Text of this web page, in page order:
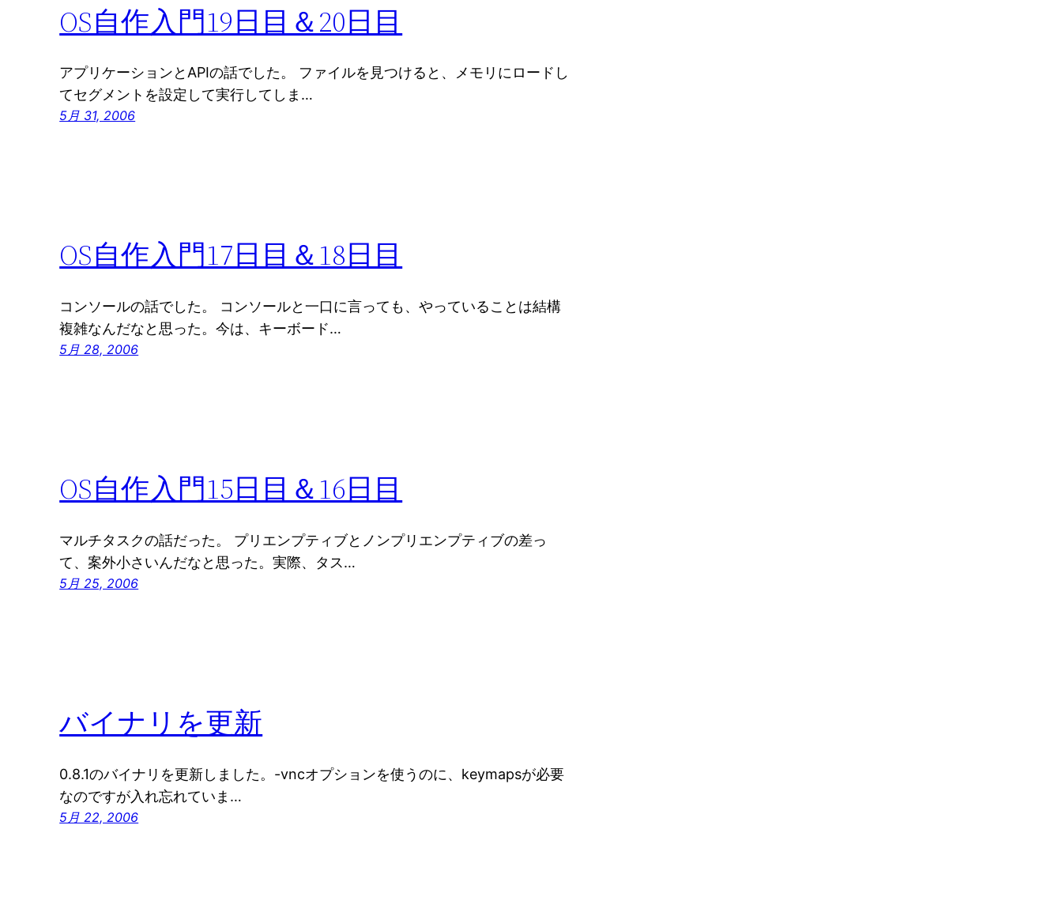
OS自作入門19日目＆20日目
アプリケーションとAPIの話でした。 ファイルを見つけると、メモリにロードし
てセグメントを設定して実行してしま…
5月 31, 2006
OS自作入門17日目＆18日目
コンソールの話でした。 コンソールと一口に言っても、やっていることは結構
複雑なんだなと思った。今は、キーボード…
5月 28, 2006
OS自作入門15日目＆16日目
マルチタスクの話だった。 プリエンプティブとノンプリエンプティブの差っ
て、案外小さいんだなと思った。実際、タス…
5月 25, 2006
バイナリを更新
0.8.1のバイナリを更新しました。-vncオプションを使うのに、keymapsが必要
なのですが入れ忘れていま…
5月 22, 2006